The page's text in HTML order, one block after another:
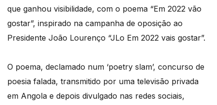
que ganhou visibilidade, com o poema “Em 2022 vão
gostar”, inspirado na campanha de oposição ao
Presidente João Lourenço “JLo Em 2022 vais gostar”.
O poema, declamado num ‘poetry slam’, concurso de
poesia falada, transmitido por uma televisão privada
em Angola e depois divulgado nas redes sociais,